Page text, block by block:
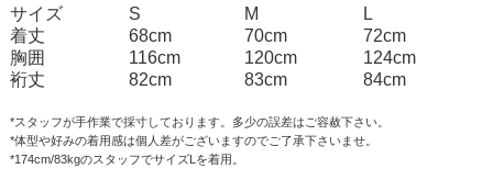
サイズ S M
L
着丈
68cm 70cm
72cm
胸囲
116cm 120cm
124cm
裄丈
82cm 83cm 84cm
*スタッフが手作業で採寸しております。多少の誤差はご容赦下さい。
*体型や好みの着用感は個人差がございますのでご了承下さいませ。
*174cm/83kgのスタッフでサイズLを着用。